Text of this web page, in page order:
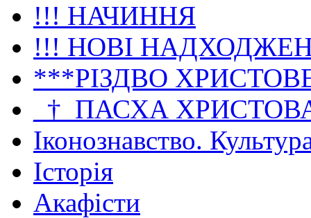
!!! НАЧИННЯ
!!! НОВІ
***РІЗДВО
_†_ПАСХА
Іконознавство.
Історія
Акафісти